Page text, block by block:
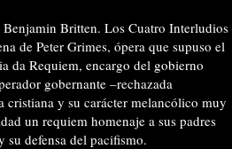
Britten. Los Cuatro Interludios
de Peter Grimes, ópera que supuso el
da Requiem, encargo del gobierno
gobernante –rechazada
cristiana y su carácter melancólico muy
un requiem homenaje a sus padres
su defensa del pacifismo.